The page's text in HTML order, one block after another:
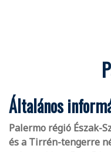
Általános
Palermo régió Észak-
és a Tirrén-tengerre